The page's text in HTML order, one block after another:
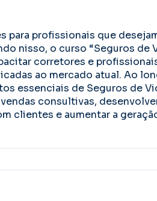
para profissionais que
nisso, o curso “Seguros de
corretores e
ao mercado atual. Ao
essenciais de Seguros de
consultivas,
clientes e aumentar a